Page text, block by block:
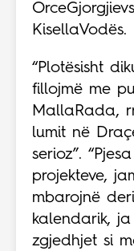
KisellaVodës.
“Plotësisht
fillojmë me
MallaRada,
lumit në
serioz”.
projekteve,
mbarojnë
kalendarik,
zgjedhjet si